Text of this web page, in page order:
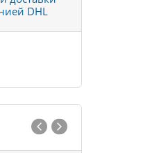
DHL